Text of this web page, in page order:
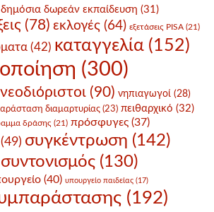
δημόσια δωρεάν εκπαίδευση (31)
(78) εκλογές (64) εξετάσεις PISA (21)
(42) καταγγελία (152)
(300)
νεοδιόριστοι (90) νηπιαγωγοί (28)
διαμαρτυρίας (23) πειθαρχικό (32)
δράσης (21) πρόσφυγες (37)
(49) συγκέντρωση (142)
συντονισμός (130)
(40) υπουργείο παιδείας (17)
(192)